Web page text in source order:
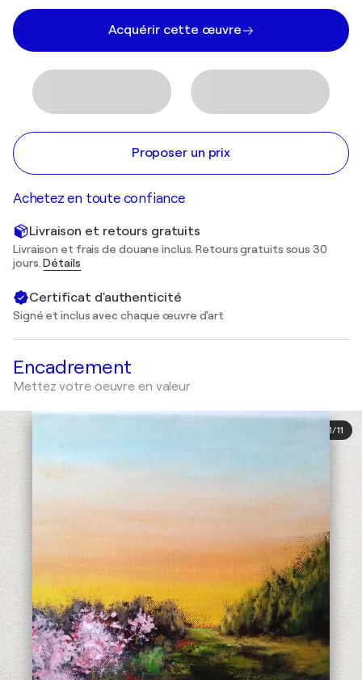
Acquérir cette œuvre
Proposer un prix
Achetez en toute confiance
Livraison et retours gratuits
Livraison et frais de douane inclus. Retours gratuits sous 30
jours.Détails
Certificat d'authenticité
Signé et inclus avec chaque œuvre d'art
Encadrement
Mettez votre oeuvre en valeur
1/11